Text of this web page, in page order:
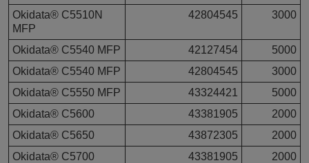
Okidata® C5510N
MFP
42804545 3000
Okidata® C5540 MFP 42127454
5000
Okidata® C5540 MFP
42804545
3000
Okidata® C5550 MFP
43324421
5000
Okidata® C5600
43381905
2000
Okidata® C5650
43872305
2000
Okidata® C5700
43381905
2000